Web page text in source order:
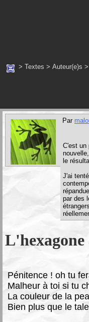
> Textes > Auteur(e)s >
Par
C'est un
le
J'ai
par des
L'hexagone
Pénitence ! oh tu
Malheur à toi si tu
La couleur de la
Bien plus que le